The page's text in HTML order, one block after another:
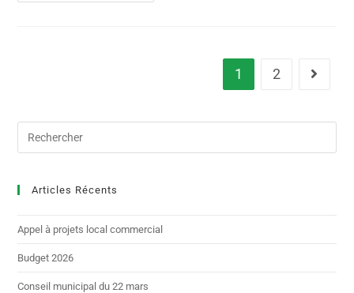
1 2
Articles Récents
Appel à projets local commercial
Budget 2026
Conseil municipal du 22 mars